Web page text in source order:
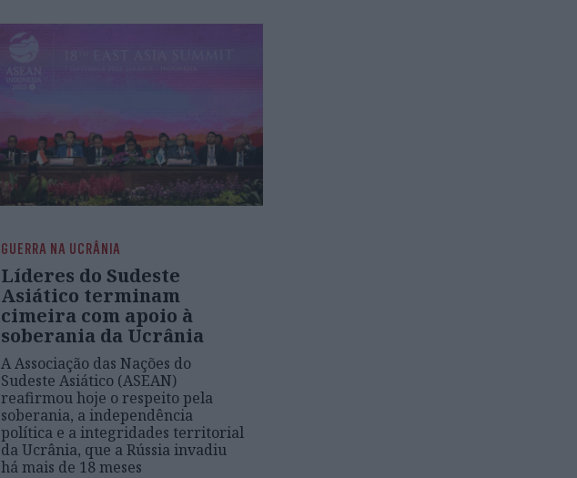
GUERRA NA UCRÂNIA
Líderes do Sudeste
Asiático terminam
cimeira com apoio à
soberania da Ucrânia
A Associação das Nações do
Sudeste Asiático (ASEAN)
reafirmou hoje o respeito pela
soberania, a independência
política e a integridades territorial
da Ucrânia, que a Rússia invadiu
há mais de 18 meses